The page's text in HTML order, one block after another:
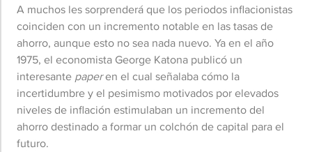
A muchos les sorprenderá que los periodos inflacionistas
coinciden con un incremento notable en las tasas de
ahorro, aunque esto no sea nada nuevo. Ya en el año
1975, el economista George Katona publicó un
interesante paperen el cual señalaba cómo la
incertidumbre y el pesimismo motivados por elevados
niveles de inflación estimulaban un incremento del
ahorro destinado a formar un colchón de capital para el
futuro.